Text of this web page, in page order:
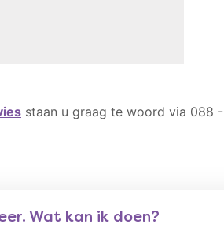
staan u graag te woord via 088 -
Wat kan ik doen?